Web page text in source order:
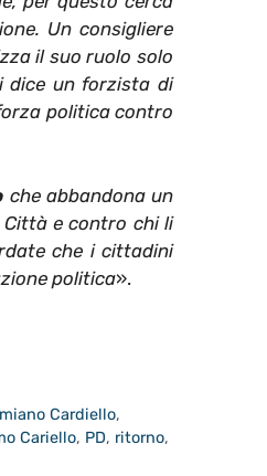
Un consigliere
il suo ruolo solo
dice un forzista di
politica contro
che abbandona un
Città e contro chi li
che i cittadini
politica».
Cardiello,
Cariello, PD, ritorno,